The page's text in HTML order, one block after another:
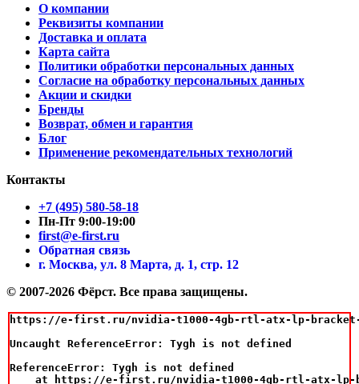
О компании
Реквизиты компании
Доставка и оплата
Карта сайта
Политики обработки персональных данных
Согласие на обработку персональных данных
Акции и скидки
Бренды
Возврат, обмен и гарантия
Блог
Применение рекомендательных технологий
Контакты
+7 (495) 580-58-18
Пн-Пт 9:00-19:00
first@e-first.ru
Обратная связь
г. Москва, ул. 8 Марта, д. 1, стр. 12
© 2007-2026 Фёрст. Все права защищены.
https://e-first.ru/nvidia-t1000-4gb-rtl-atx-lp-bracket-
Uncaught ReferenceError: Tygh is not defined
ReferenceError: Tygh is not defined
at https://e-first.ru/nvidia-t1000-4gb-rtl-atx-